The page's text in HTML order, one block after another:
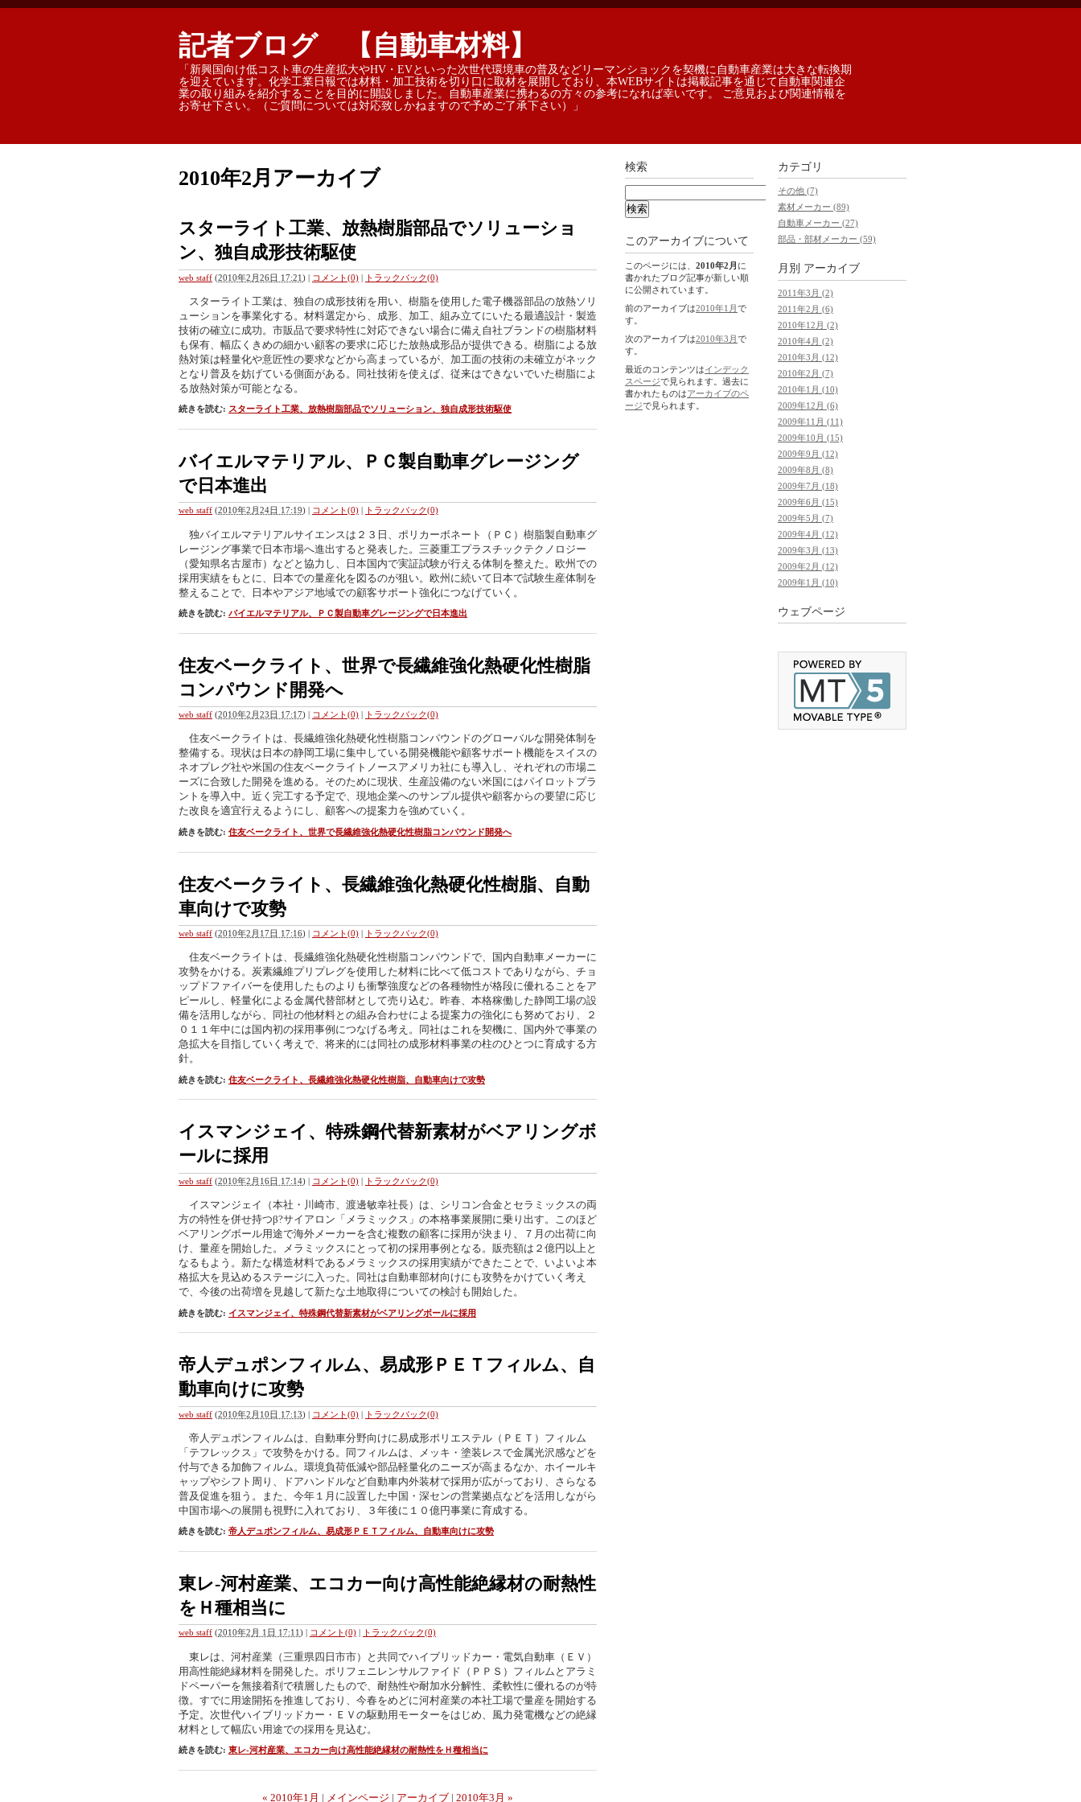
記者ブログ 【自動車材料】
「新興国向け低コスト車の生産拡大やHV・EVといった次世代環境車の普及などリーマンショックを契機に自動車産業は大きな転換期
を迎えています。化学工業日報では材料・加工技術を切り口に取材を展開しており、本WEBサイトは掲載記事を通じて自動車関連企
業の取り組みを紹介することを目的に開設しました。自動車産業に携わるの方々の参考になれば幸いです。 ご意見および関連情報を
お寄せ下さい。（ご質問については対応致しかねますので予めご了承下さい）」
2010年2月アーカイブ
スターライト工業、放熱樹脂部品でソリューショ
ン、独自成形技術駆使
web staff (2010年2月26日 17:21) | コメント(0) | トラックバック(0)
スターライト工業は、独自の成形技術を用い、樹脂を使用した電子機器部品の放熱ソリ
ューションを事業化する。材料選定から、成形、加工、組み立てにいたる最適設計・製造
技術の確立に成功。市販品で要求特性に対応できない場合に備え自社ブランドの樹脂材料
も保有、幅広くきめの細かい顧客の要求に応じた放熱成形品が提供できる。樹脂による放
熱対策は軽量化や意匠性の要求などから高まっているが、加工面の技術の未確立がネック
となり普及を妨げている側面がある。同社技術を使えば、従来はできないでいた樹脂によ
る放熱対策が可能となる。
続きを読む: スターライト工業、放熱樹脂部品でソリューション、独自成形技術駆使
バイエルマテリアル、ＰＣ製自動車グレージング
で日本進出
web staff (2010年2月24日 17:19) コメント(0) トラックバック(0)
独バイエルマテリアルサイエンスは２３日、ポリカーボネート（ＰＣ）樹脂製自動車グ
レージング事業で日本市場へ進出すると発表した。三菱重工プラスチックテクノロジー
（愛知県名古屋市）などと協力し、日本国内で実証試験が行える体制を整えた。欧州での
採用実績をもとに、日本での量産化を図るのが狙い。欧州に続いて日本で試験生産体制を
整えることで、日本やアジア地域での顧客サポート強化につなげていく。
続きを読む: バイエルマテリアル、ＰＣ製自動車グレージングで日本進出
住友ベークライト、世界で長繊維強化熱硬化性樹脂
コンパウンド開発へ
web staff (2010年2月23日 17:17) コメント(0) トラックバック(0)
住友ベークライトは、長繊維強化熱硬化性樹脂コンパウンドのグローバルな開発体制を
整備する。現状は日本の静岡工場に集中している開発機能や顧客サポート機能をスイスの
ネオプレグ社や米国の住友ベークライトノースアメリカ社にも導入し、それぞれの市場ニ
ーズに合致した開発を進める。そのために現状、生産設備のない米国にはパイロットプラ
ントを導入中。近く完工する予定で、現地企業へのサンプル提供や顧客からの要望に応じ
た改良を適宜行えるようにし、顧客への提案力を強めていく。
続きを読む: 住友ベークライト、世界で長繊維強化熱硬化性樹脂コンパウンド開発へ
住友ベークライト、長繊維強化熱硬化性樹脂、自動
車向けで攻勢
web staff (2010年2月17日 17:16) | コメント(0) | トラックバック(0)
住友ベークライトは、長繊維強化熱硬化性樹脂コンパウンドで、国内自動車メーカーに
攻勢をかける。炭素繊維プリプレグを使用した材料に比べて低コストでありながら、チョ
ップドファイバーを使用したものよりも衝撃強度などの各種物性が格段に優れることをア
ピールし、軽量化による金属代替部材として売り込む。昨春、本格稼働した静岡工場の設
備を活用しながら、同社の他材料との組み合わせによる提案力の強化にも努めており、２
０１１年中には国内初の採用事例につなげる考え。同社はこれを契機に、国内外で事業の
急拡大を目指していく考えで、将来的には同社の成形材料事業の柱のひとつに育成する方
針。
続きを読む: 住友ベークライト、長繊維強化熱硬化性樹脂、自動車向けで攻勢
イスマンジェイ、特殊鋼代替新素材がベアリングボ
ールに採用
web staff (2010年2月16日 17:14) | コメント(0) | トラックバック(0)
イスマンジェイ（本社・川崎市、渡邊敏幸社長）は、シリコン合金とセラミックスの両
方の特性を併せ持つβ?サイアロン「メラミックス」の本格事業展開に乗り出す。このほど
ベアリングボール用途で海外メーカーを含む複数の顧客に採用が決まり、７月の出荷に向
け、量産を開始した。メラミックスにとって初の採用事例となる。販売額は２億円以上と
なるもよう。新たな構造材料であるメラミックスの採用実績ができたことで、いよいよ本
格拡大を見込めるステージに入った。同社は自動車部材向けにも攻勢をかけていく考え
で、今後の出荷増を見越して新たな土地取得についての検討も開始した。
続きを読む: イスマンジェイ、特殊鋼代替新素材がベアリングボールに採用
帝人デュポンフィルム、易成形ＰＥＴフィルム、自
動車向けに攻勢
web staff (2010年2月10日 17:13) | コメント(0) | トラックバック(0)
帝人デュポンフィルムは、自動車分野向けに易成形ポリエステル（ＰＥＴ）フィルム
「テフレックス」で攻勢をかける。同フィルムは、メッキ・塗装レスで金属光沢感などを
付与できる加飾フィルム。環境負荷低減や部品軽量化のニーズが高まるなか、ホイールキ
ャップやシフト周り、ドアハンドルなど自動車内外装材で採用が広がっており、さらなる
普及促進を狙う。また、今年１月に設置した中国・深センの営業拠点などを活用しながら
中国市場への展開も視野に入れており、３年後に１０億円事業に育成する。
続きを読む: 帝人デュポンフィルム、易成形ＰＥＴフィルム、自動車向けに攻勢
東レ-河村産業、エコカー向け高性能絶縁材の耐熱性
をＨ種相当に
web staff (2010年2月 1日 17:11) コメント(0) トラックバック(0)
東レは、河村産業（三重県四日市市）と共同でハイブリッドカー・電気自動車（ＥＶ）
用高性能絶縁材料を開発した。ポリフェニレンサルファイド（ＰＰＳ）フィルムとアラミ
ドペーパーを無接着剤で積層したもので、耐熱性や耐加水分解性、柔軟性に優れるのが特
徴。すでに用途開拓を推進しており、今春をめどに河村産業の本社工場で量産を開始する
予定。次世代ハイブリッドカー・ＥＶの駆動用モーターをはじめ、風力発電機などの絶縁
材料として幅広い用途での採用を見込む。
続きを読む: 東レ-河村産業、エコカー向け高性能絶縁材の耐熱性をＨ種相当に
« 2010年1月 | メインページ | アーカイブ | 2010年3月 »
カテゴリ
その他 (7)
素材メーカー (89)
自動車メーカー (27)
部品・部材メーカー (59)
月別 アーカイブ
2011年3月 (2)
2011年2月 (6)
2010年12月 (2)
2010年4月 (2)
2010年3月 (12)
2010年2月 (7)
2010年1月 (10)
2009年12月 (6)
2009年11月 (11)
2009年10月 (15)
2009年9月 (12)
2009年8月 (8)
2009年7月 (18)
2009年6月 (15)
2009年5月 (7)
2009年4月 (12)
2009年3月 (13)
2009年2月 (12)
2009年1月 (10)
ウェブページ
検索
このアーカイブについて
このページには、 2010年2月 に
書かれたブログ記事が新しい順
に公開されています。
前のアーカイブは2010年1月で
す。
次のアーカイブは2010年3月で
す。
最近のコンテンツはインデック
スページで見られます。過去に
書かれたものはアーカイブのペ
ージで見られます。